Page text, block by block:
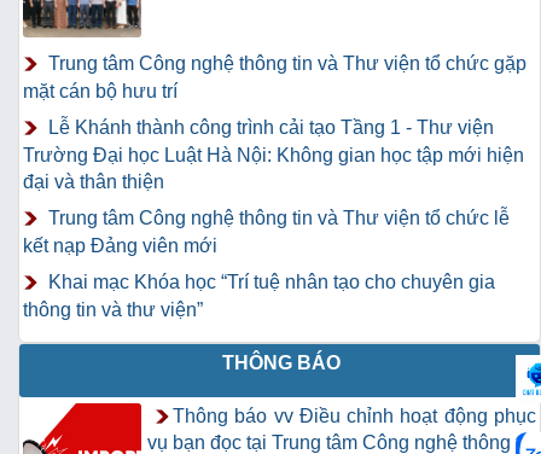
Trung tâm Công nghệ thông tin và Thư viện tổ chức gặp
mặt cán bộ hưu trí
Lễ Khánh thành công trình cải tạo Tầng 1 - Thư viện
Trường Đại học Luật Hà Nội: Không gian học tập mới hiện
đại và thân thiện
Trung tâm Công nghệ thông tin và Thư viện tổ chức lễ
kết nạp Đảng viên mới
Khai mạc Khóa học “Trí tuệ nhân tạo cho chuyên gia
thông tin và thư viện”
THÔNG BÁO
Thông báo vv Điều chỉnh hoạt động phục
vụ bạn đọc tại Trung tâm Công nghệ thông tin